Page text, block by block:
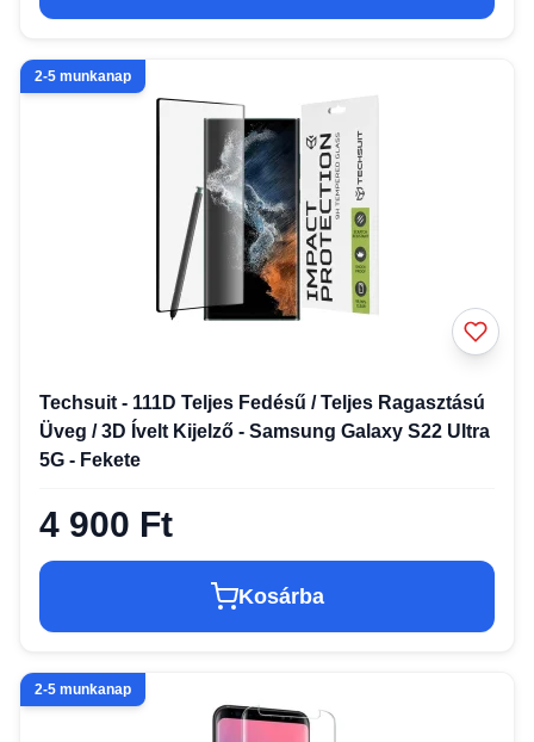
2-5 munkanap
Techsuit - 111D Teljes Fedésű / Teljes Ragasztású
Üveg / 3D Ívelt Kijelző - Samsung Galaxy S22 Ultra
5G - Fekete
4 900 Ft
Kosárba
2-5 munkanap